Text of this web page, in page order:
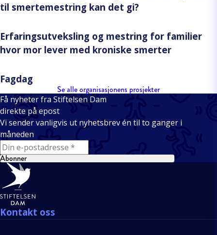
til smertemestring kan det gi?
Erfaringsutveksling og mestring for familier
hvor mor lever med kroniske smerter
Fagdag
Se alle organisasjonens prosjekter
Få nyheter fra Stiftelsen Dam
direkte på epost
Vi sender vanligvis ut nyhetsbrev én til to ganger i
måneden
E-mail
Abonner
Bunntekst
Kontakt oss